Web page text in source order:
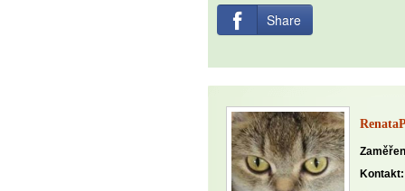
Share
Kontakt: